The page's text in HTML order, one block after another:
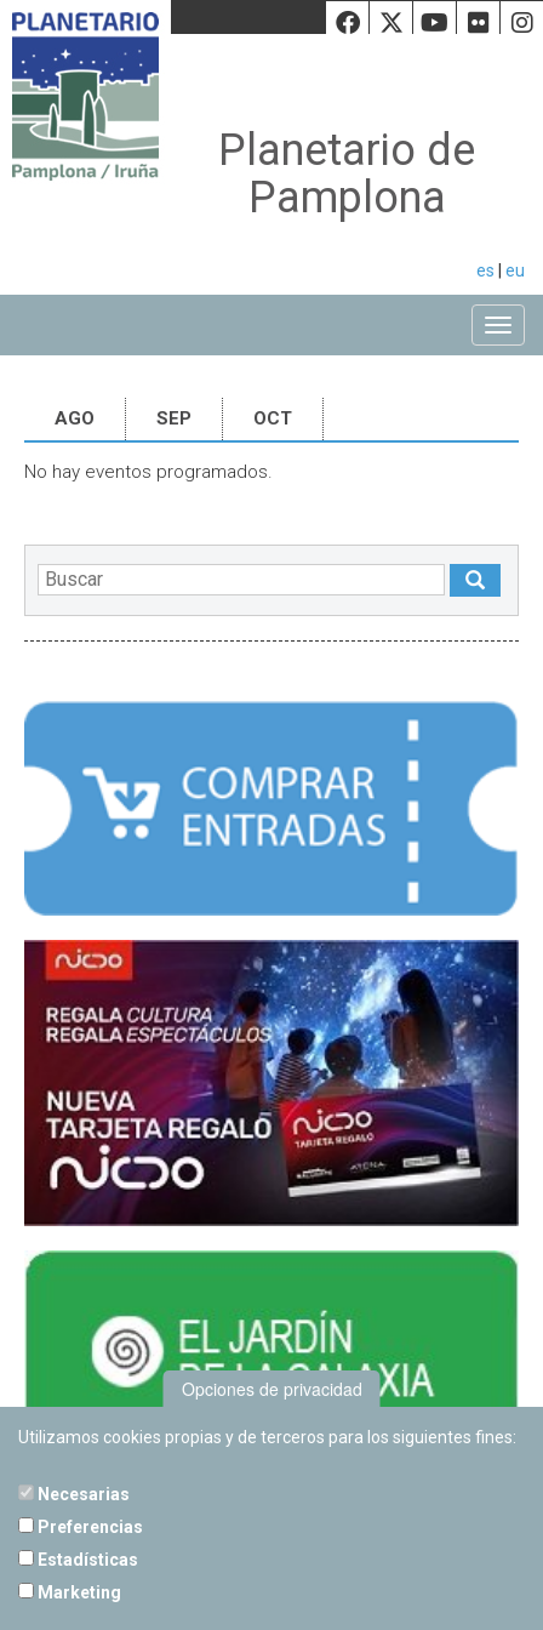
Facebook
Twiiter
Planetario de
Pamplona
es eu
AGO SEP OCT
No hay eventos programados.
Opciones de privacidad
Utilizamos cookies propias y de terceros para los siguientes fines:
Necesarias
Preferencias
Estadísticas
Marketing